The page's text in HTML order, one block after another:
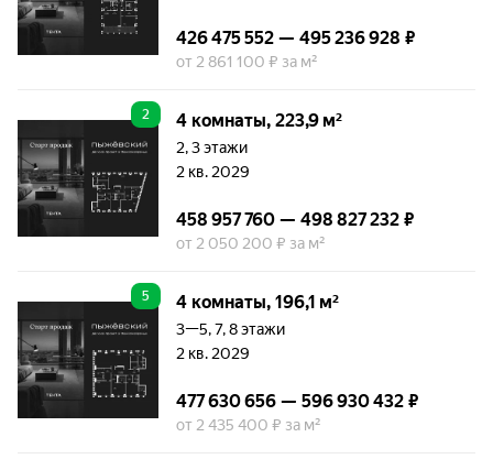
426 475 552 — 495 236 928 ₽
от 2 861 100 ₽ за м²
2 4 комнаты, 223,9 м²
2, 3 этажи
2 кв. 2029
458 957 760 — 498 827 232 ₽
от 2 050 200 ₽ за м²
5 4 комнаты, 196,1 м²
3—5, 7, 8 этажи
2 кв. 2029
477 630 656 — 596 930 432 ₽
от 2 435 400 ₽ за м²